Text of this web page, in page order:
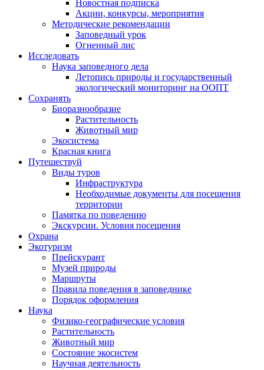
Новостная подписка
Акции, конкурсы, мероприятия
Методические рекомендации
Заповедный урок
Огненный лис
Исследовать
Наука заповедного дела
Летопись природы и государственный
экологический мониторинг на ООПТ
Сохранять
Биоразнообразие
Растительность
Животный мир
Экосистема
Красная книга
Путешествуй
Виды туров
Инфраструктура
Необходимые документы для посещения
территории
Памятка по поведению
Экскурсии. Условия посещения
Охрана
Экотуризм
Прейскурант
Музей природы
Маршруты
Правила поведения в заповеднике
Порядок оформления
Наука
Физико-географические условия
Растительность
Животный мир
Состояние экосистем
Научная деятельность